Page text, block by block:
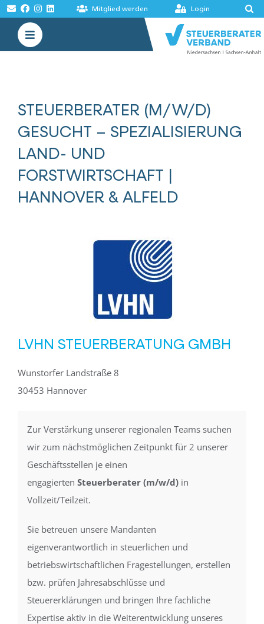
Zum
Inhalt
springen
Mitglied werden Login
Toggle
Navigation
BÖRSEN
STEUERBERATER (M/W/D)
GESUCHT – SPEZIALISIERUNG
LAND- UND
FORSTWIRTSCHAFT |
HANNOVER & ALFELD
LVHN STEUERBERATUNG GMBH
Wunstorfer Landstraße 8
30453 Hannover
Zur Verstärkung unserer regionalen Teams suchen
wir zum nächstmöglichen Zeitpunkt für 2 unserer
Geschäftsstellen je einen
engagierten Steuerberater (m/w/d)in
Vollzeit/Teilzeit.
Sie betreuen unsere Mandanten
eigenverantwortlich in steuerlichen und
betriebswirtschaftlichen Fragestellungen, erstellen
bzw. prüfen Jahresabschlüsse und
Steuererklärungen und bringen Ihre fachliche
Expertise aktiv in die Weiterentwicklung unseres